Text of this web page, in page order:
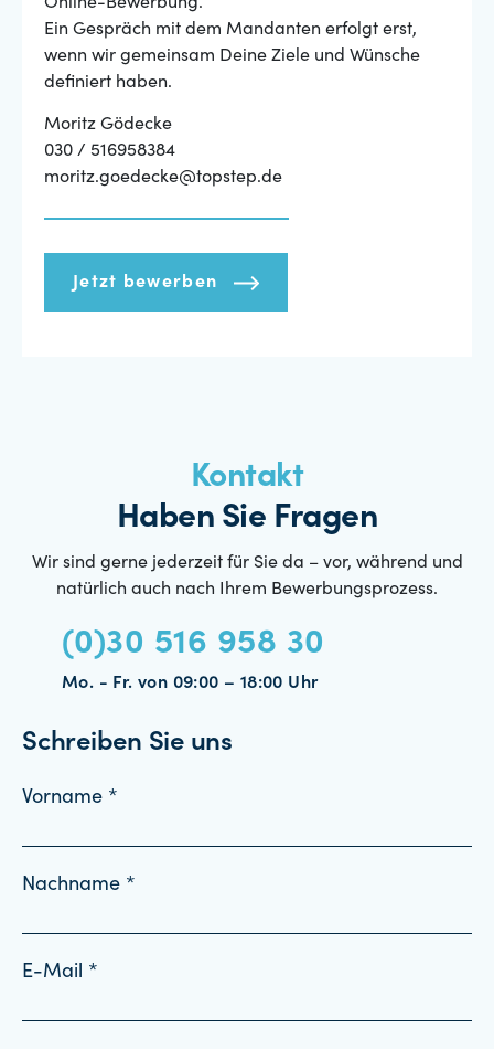
Ein Gespräch mit dem Mandanten erfolgt erst,
wenn wir gemeinsam Deine Ziele und Wünsche
definiert haben.
Moritz Gödecke
030 / 516958384
moritz.goedecke@topstep.de
Jetzt bewerben
Kontakt
Haben Sie Fragen
Wir sind gerne jederzeit für Sie da – vor, während und
natürlich auch nach Ihrem Bewerbungsprozess.
(0)30 516 958 30
Mo. - Fr. von 09:00 – 18:00 Uhr
Schreiben Sie uns
Vorname *
Nachname *
E-Mail *